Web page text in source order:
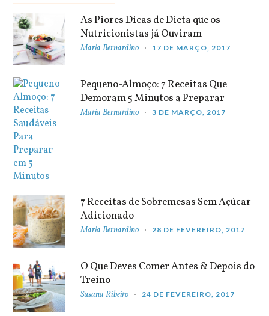
As Piores Dicas de Dieta que os
Nutricionistas já Ouviram
Maria Bernardino 17 DE MARÇO, 2017
Pequeno-Almoço: 7 Receitas Que
Demoram 5 Minutos a Preparar
Maria Bernardino 3 DE MARÇO, 2017
7 Receitas de Sobremesas Sem Açúcar
Adicionado
Maria Bernardino 28 DE FEVEREIRO, 2017
O Que Deves Comer Antes & Depois do
Treino
Susana Ribeiro 24 DE FEVEREIRO, 2017